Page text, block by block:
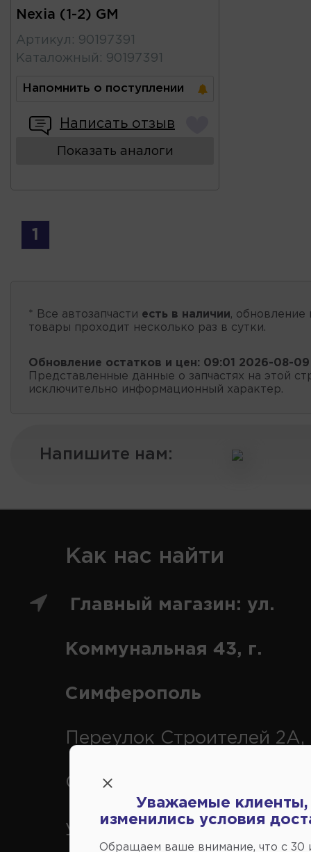
Nexia (1-2) GM
Артикул : 90197391
Каталожный : 90197391
Напомнить о поступлении
Написать отзыв
Показать аналоги
1
* Все автозапчасти есть в наличии, обновление
товары проходит несколько раз в сутки.
Обновление остатков и цен: 09:01 2026-08-09
Представленные данные о запчастях на этой
исключительно информационный характер.
Напишите нам:
Как нас найти
Главный магазин: ул.
Коммунальная 43, г.
Симферополь
Переулок Строителей 2А,
Симферополь
ул. Федоренко 1В, г.
Уважаемые клиенты,
изменились условия
Обращаем ваше внимание, что c 30